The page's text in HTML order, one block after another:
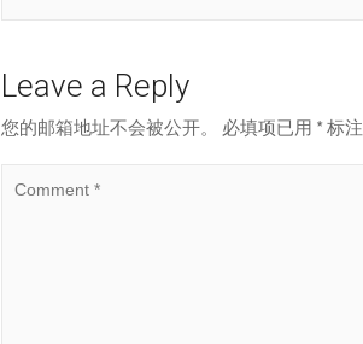
Leave a Reply
您的邮箱地址不会被公开。 必填项已用 *标注